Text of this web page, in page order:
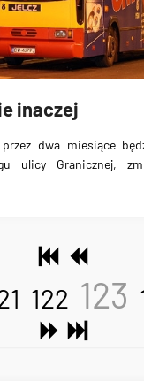
inaczej
dwa miesiące
ulicy Granicznej,
122 123